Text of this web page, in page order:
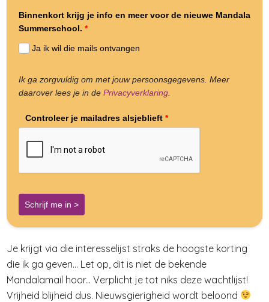
Binnenkort krijg je info en meer voor de nieuwe Mandala
Summerschool. *
Ja ik wil die mails ontvangen
Ik ga zorgvuldig om met jouw persoonsgegevens. Meer
daarover lees je in de Privacyverklaring
Controleer je mailadres alsjeblieft*
Schrijf me in >
Je krijgt via die interesselijst straks de hoogste korting
die ik ga geven... Let op, dit is niet de bekende
Mandalamail hoor... Verplicht je tot niks deze wachtlijst!
Vrijheid blijheid dus. Nieuwsgierigheid wordt beloond